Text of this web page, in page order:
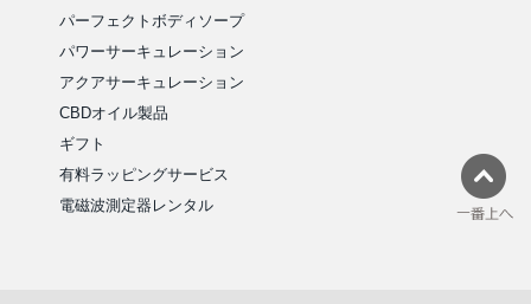
パーフェクトボディソープ
パワーサーキュレーション
アクアサーキュレーション
CBDオイル製品
ギフト
有料ラッピングサービス
電磁波測定器レンタル